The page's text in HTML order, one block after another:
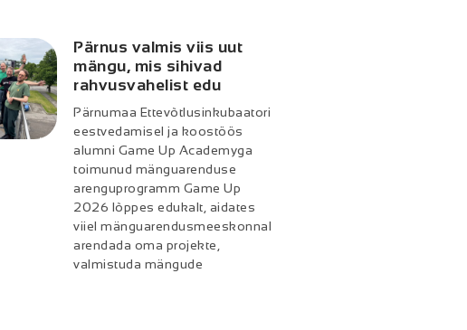
Pärnus valmis viis uut
mängu, mis sihivad
rahvusvahelist edu
Pärnumaa Ettevõtlusinkubaatori
eestvedamisel ja koostöös
alumni Game Up Academyga
toimunud mänguarenduse
arenguprogramm Game Up
2026 lõppes edukalt, aidates
viiel mänguarendusmeeskonnal
arendada oma projekte,
valmistuda mängude